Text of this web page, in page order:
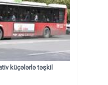
küçələrlə təşkil